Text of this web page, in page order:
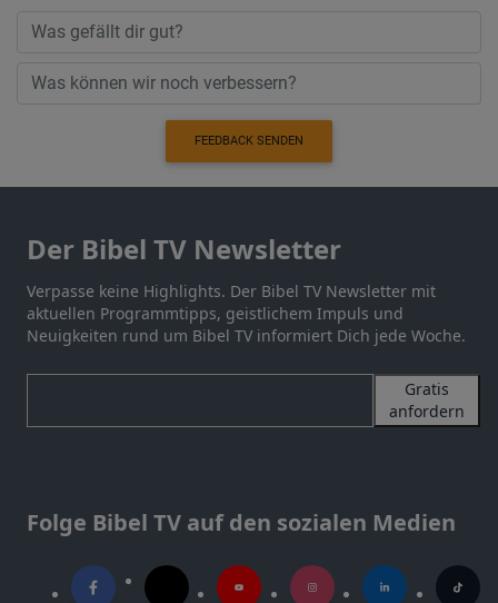
FEEDBACK SENDEN
Der Bibel TV Newsletter
Verpasse keine Highlights. Der Bibel TV Newsletter mit
aktuellen Programmtipps, geistlichem Impuls und
Neuigkeiten rund um Bibel TV informiert Dich jede Woche.
Gratis
anfordern
Folge Bibel TV auf den sozialen Medien